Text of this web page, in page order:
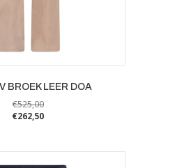
BROEK LEER DOA
€525,00
€262,50